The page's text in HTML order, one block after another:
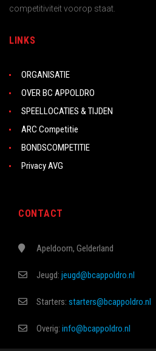
competitiviteit voorop staat.
LINKS
ORGANISATIE
OVER BC APPOLDRO
SPEELLOCATIES & TIJDEN
ARC Competitie
BONDSCOMPETITIE
Privacy AVG
CONTACT
Apeldoorn, Gelderland
Jeugd: jeugd@bcappoldro.nl
Starters: starters@bcappoldro.nl
Overig: info@bcappoldro.nl